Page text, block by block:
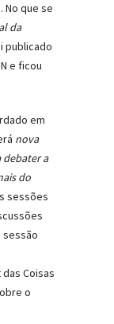
No que se
da
publicado
e ficou
em
nova
debater a
do
sessões
Coisas
o